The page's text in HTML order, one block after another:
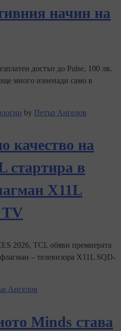
начин на
достъп до Pulse, 100 лв.
много изненади само в
by Петър Ангелов
качество на
стартира в
X11L
2026, TCL обяви премиерата
– телевизора X11L SQD-
Ангелов
Minds става